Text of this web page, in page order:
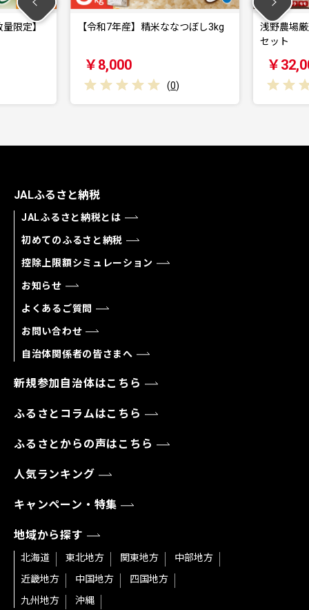
【令和7年産】精米ななつぼし3kg
(0 )
浅野農場厳選豚肉ブロッ
(0 )
JALふるさと納税
JALふるさと納税とは
初めてのふるさと納税
控除上限額シミュレーション
お知らせ
よくあるご質問
お問い合わせ
自治体関係者の皆さまへ
新規参加自治体はこちら
ふるさとコラムはこちら
ふるさとからの声はこちら
人気ランキング
キャンペーン・特集
地域から探す
北海道 東北地方 関東地方
中部地方
近畿地方
中国地方
四国地方
九州地方
沖縄